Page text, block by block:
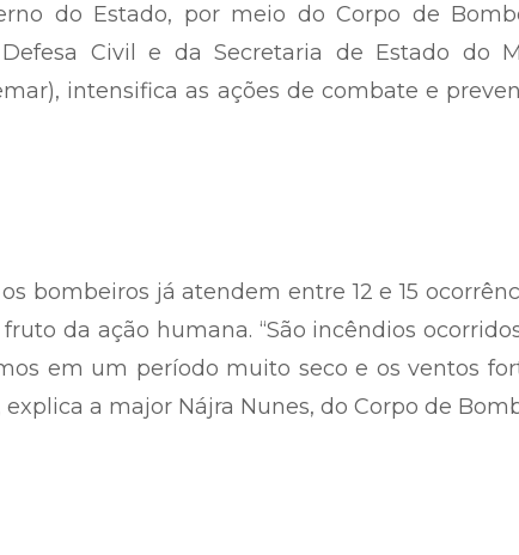
do Estado, por meio do Corpo de
Civil e da Secretaria de Estado do
intensifica as ações de combate e
bombeiros já atendem entre 12 e 15
da ação humana. “São incêndios
em um período muito seco e os ventos
explica a major Nájra Nunes, do Corpo de